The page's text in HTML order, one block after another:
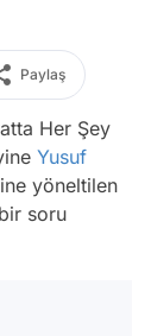
Paylaş
Her Şey
Yusuf
yöneltilen
soru